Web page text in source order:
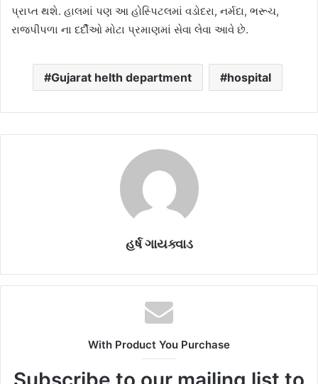
પ્રાપ્ત થશે. હાલમાં પણ આ હોસ્પિટલમાં વડોદરા, નર્મદા, ભરૂચ,
રાજપીપળા ના દર્દીઓ મોટા પ્રમાણમાં સેવા લેવા આવે છે.
Gujarat helth department hospital
હર્ષ ગાયક્વાડ
With Product You Purchase